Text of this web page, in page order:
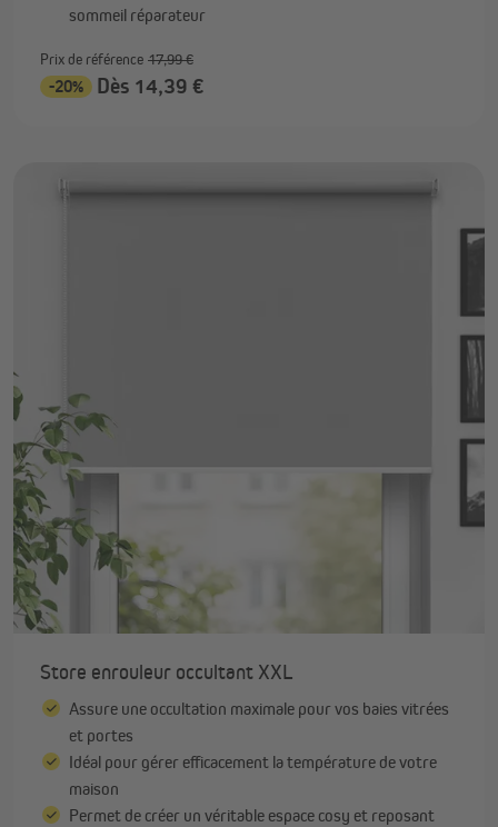
sommeil réparateur
Prix de référence 17,99 €
-20% Dès 14,39 €
Store enrouleur occultant XXL
Assure une occultation maximale pour vos baies vitrées
et portes
Idéal pour gérer efficacement la température de votre
maison
Permet de créer un véritable espace cosy et reposant